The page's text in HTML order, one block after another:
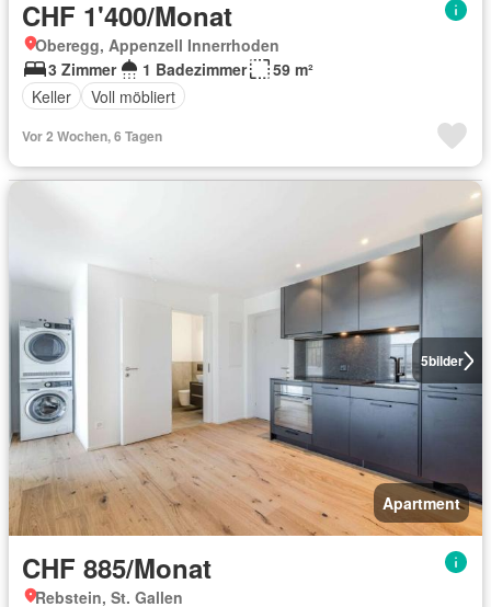
CHF 1'400/Monat
Oberegg, Appenzell Innerrhoden
3 Zimmer
1 Badezimmer
59 m²
Keller
Voll möbliert
Vor 2 Wochen, 6 Tagen
5bilder
Apartment
CHF 885/Monat
Rebstein, St. Gallen